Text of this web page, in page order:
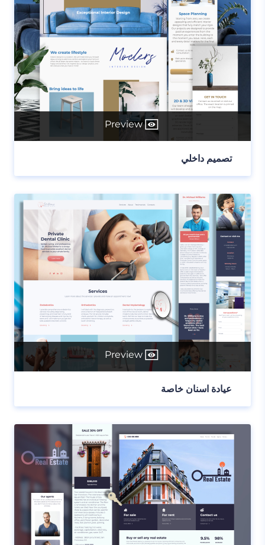
Preview
تصميم داخلي
Preview
عيادة اسنان خاصة